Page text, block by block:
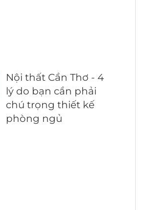
Nội thất Cần Thơ - 4
lý do bạn cần phải
chú trọng thiết kế
phòng ngủ